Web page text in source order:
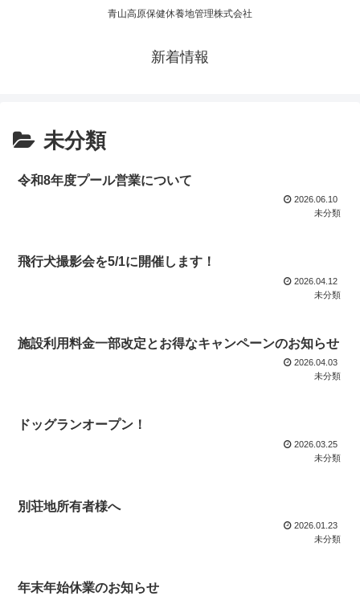
青山高原保健休養地管理株式会社
新着情報
未分類
令和8年度プール営業について
2026.06.10
未分類
飛行犬撮影会を5/1に開催します！
2026.04.12
未分類
施設利用料金一部改定とお得なキャンペーンのお知らせ
2026.04.03
未分類
ドッグランオープン！
2026.03.25
未分類
別荘地所有者様へ
2026.01.23
未分類
年末年始休業のお知らせ